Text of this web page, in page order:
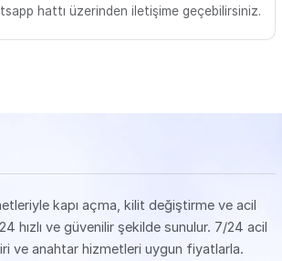
hattı üzerinden iletişime geçebilirsiniz.
kapı açma, kilit değiştirme ve acil
hızlı ve güvenilir şekilde sunulur. 7/24 acil
ve anahtar hizmetleri uygun fiyatlarla.